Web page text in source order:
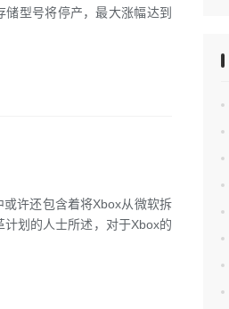
型号将停产，最大涨幅达到
许还包含着将Xbox从微软拆
划的人士所述，对于Xbox的